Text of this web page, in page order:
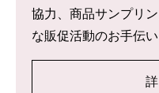
協力、商品サンプリ
な販促活動のお手伝い